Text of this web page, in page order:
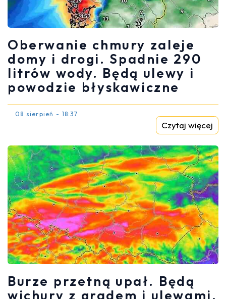
Oberwanie chmury zaleje
domy i drogi. Spadnie 290
litrów wody. Będą ulewy i
powodzie błyskawiczne
08 sierpień - 18:37
Czytaj więcej
Burze przetną upał. Będą
wichury z gradem i ulewami.